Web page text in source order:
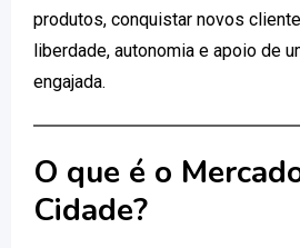
produtos, conquistar novos
liberdade, autonomia e apoio de
engajada.
O que é o
Cidade?